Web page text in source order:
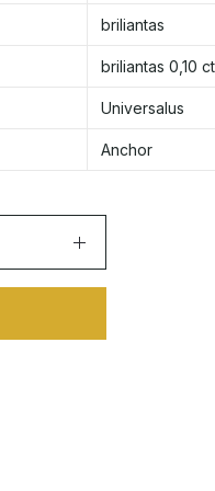
briliantas
briliantas 0,10
Universalus
Anchor